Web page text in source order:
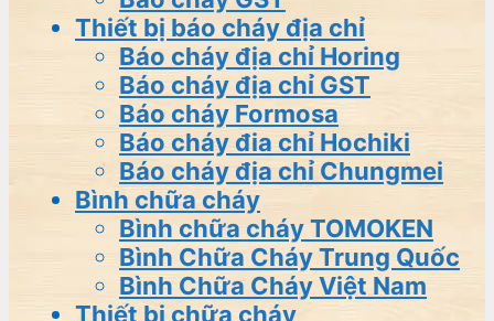
Thiết bị báo cháy địa chỉ
Báo cháy địa chỉ Horing
Báo cháy địa chỉ GST
Báo cháy Formosa
Báo cháy đia chỉ Hochiki
Báo cháy địa chỉ Chungmei
Bình chữa cháy
Bình chữa cháy TOMOKEN
Bình Chữa Cháy Trung Quốc
Bình Chữa Cháy Việt Nam
Thiết bị chữa cháy